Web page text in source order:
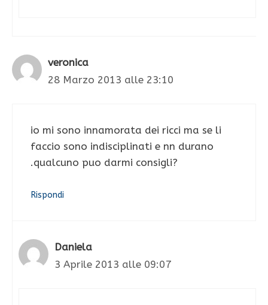
veronica
28 Marzo 2013 alle 23:10
io mi sono innamorata dei ricci ma se li
faccio sono indisciplinati e nn durano
.qualcuno puo darmi consigli?
Rispondi
Daniela
3 Aprile 2013 alle 09:07